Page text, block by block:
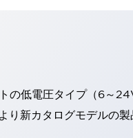
の低電圧タイプ（6～
り新カタログモデルの製